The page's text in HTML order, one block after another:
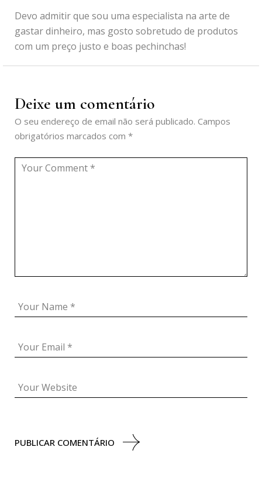
Devo admitir que sou uma especialista na arte de
gastar dinheiro, mas gosto sobretudo de produtos
com um preço justo e boas pechinchas!
Deixe um comentário
O seu endereço de email não será publicado. Campos
obrigatórios marcados com *
PUBLICAR COMENTÁRIO